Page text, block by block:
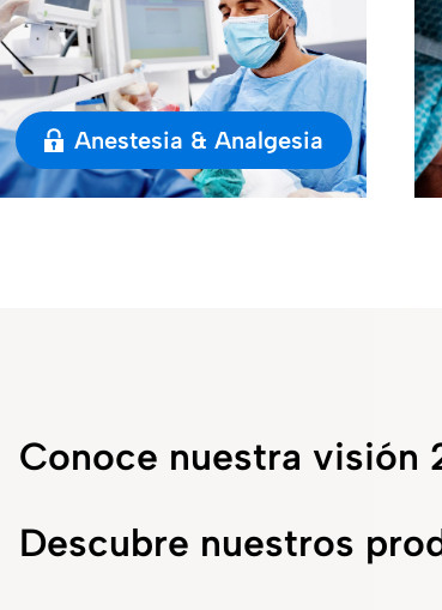
Anestesia & Analgesia
Conoce nuestra visión
Descubre nuestros